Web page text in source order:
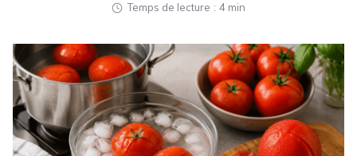
Temps de lecture 4 min